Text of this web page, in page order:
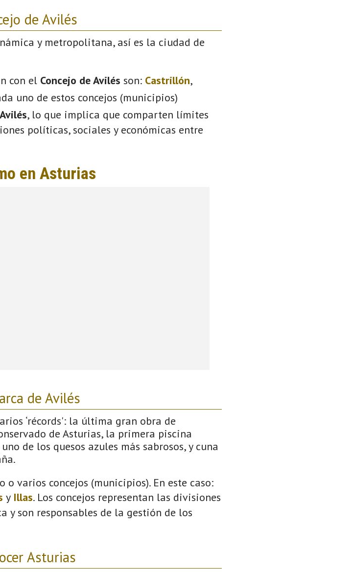
de Avilés
y metropolitana, así es la ciudad de
con el Concejo de Avilés son: Castrillón,
uno de estos concejos (municipios)
Avilés, lo que implica que comparten límites
políticas, sociales y económicas entre
de Avilés
‘récords': la última gran obra de
de Asturias, la primera piscina
de los quesos azules más sabrosos, y cuna
varios concejos (municipios). En este caso:
y Illas. Los concejos representan las divisiones
son responsables de la gestión de los
Asturias